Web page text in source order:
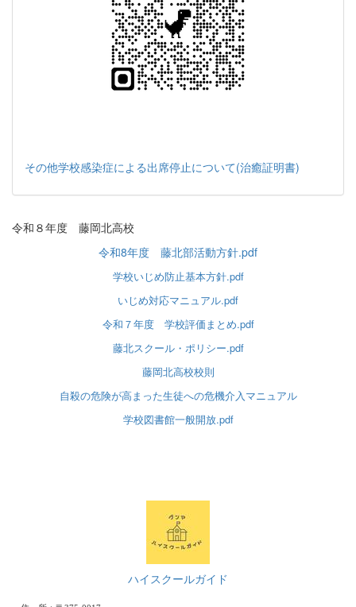
その他学校感染症による出席停止について(治癒証明書)
令和８年度 藤岡北高校
令和8年度 藤北部活動方針.pdf
学校いじめ防止基本方針.pdf
いじめ対応マニュアル.pdf
令和７年度 学校評価まとめ.pdf
藤北スクール・ポリシー.pdf
藤岡北高校校則
自殺の危険が高まった生徒への危機介入マニュアル
学校図書館一般開放.pdf
ハイスクールガイド